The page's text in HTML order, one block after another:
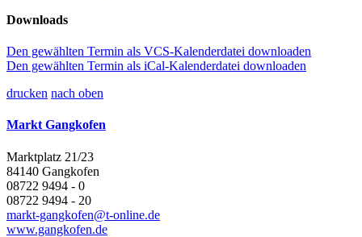
Downloads
Den gewählten Termin als VCS-Kalenderdatei downloaden
Den gewählten Termin als iCal-Kalenderdatei downloaden
drucken nach oben
Markt Gangkofen
Marktplatz 21/23
84140 Gangkofen
08722 9494 - 0
08722 9494 - 20
markt-gangkofen@t-online.de
www.gangkofen.de